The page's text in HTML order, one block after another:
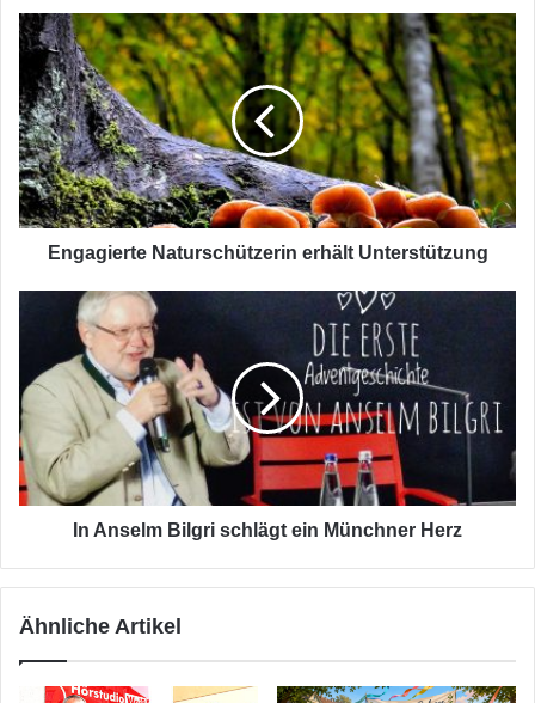
Engagierte
Naturschützerin
erhält
Unterstützung
Engagierte Naturschützerin erhält Unterstützung
schlägt
ein
Münchner
Herz
In Anselm Bilgri schlägt ein Münchner Herz
Ähnliche Artikel